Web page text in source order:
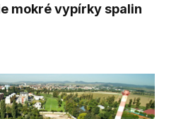
mokré vypírky spalin